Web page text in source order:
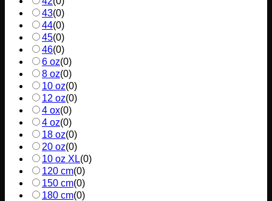
43(0)
44(0)
45(0)
46(0)
6 oz(0)
8 oz(0)
10 oz(0)
12 oz(0)
4 ox(0)
4 oz(0)
18 oz(0)
20 oz(0)
10 oz XL(0)
120 cm(0)
150 cm(0)
180 cm(0)